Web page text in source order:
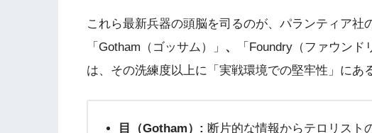
これら最新兵器の頭脳を司るのが、パランティア社
「Gotham（ゴッサム）」 、 「Foundry（ファウンド
は、その洗練度以上に「実戦環境での堅牢性」にあ
目（Gotham）: 断片的な情報からテロリスト